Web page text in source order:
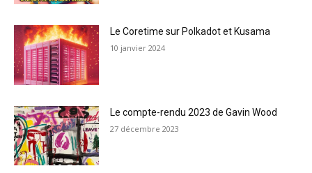
Le Coretime sur Polkadot et Kusama
10 janvier 2024
Le compte-rendu 2023 de Gavin Wood
27 décembre 2023